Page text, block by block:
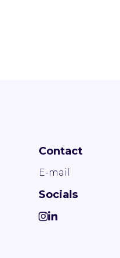
Contact
E-mail
Socials